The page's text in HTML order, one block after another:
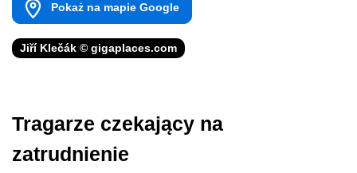
Pokaż na mapie Google
Jiří Klečák © gigaplaces.com
Tragarze czekający na
zatrudnienie